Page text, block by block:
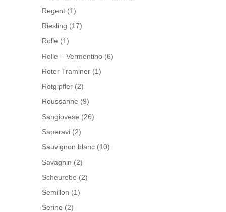
Regent (1)
Riesling (17)
Rolle (1)
Rolle – Vermentino (6)
Roter Traminer (1)
Rotgipfler (2)
Roussanne (9)
Sangiovese (26)
Saperavi (2)
Sauvignon blanc (10)
Savagnin (2)
Scheurebe (2)
Semillon (1)
Serine (2)